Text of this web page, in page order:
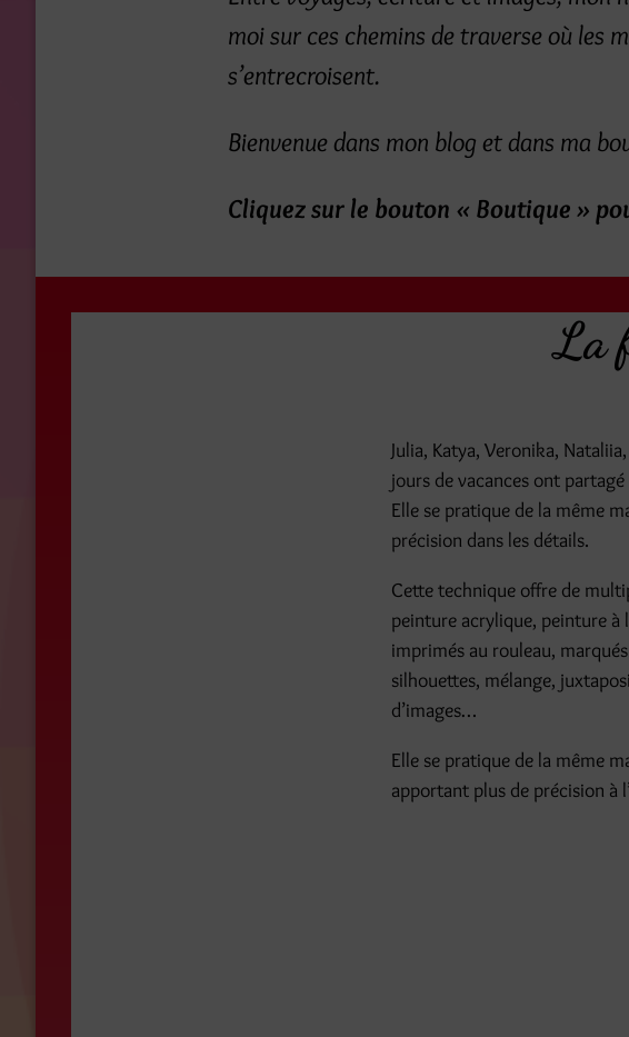
moi sur ces chemins de traverse où les
s’entrecroisent.
Bienvenue dans mon blog et dans ma
Cliquez sur le bouton « Boutique »
La
Julia, Katya, Veronika,
jours de vacances ont
Elle se pratique de la même
précision dans les détails.
Cette technique offre de
peinture acrylique, peinture à
imprimés au rouleau,
silhouettes, mélange,
d’images…
Elle se pratique de la même
apportant plus de précision à